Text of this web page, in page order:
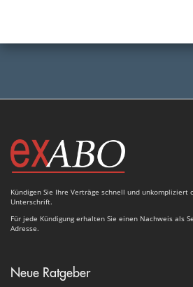
Kündigen Sie Ihre Verträge schnell und
Unterschrift.
Für jede Kündigung erhalten Sie einen Nachweis als
Adresse.
Neue Ratgeber